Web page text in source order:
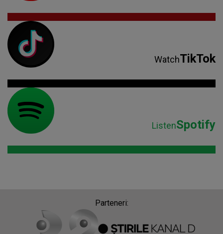
WatchTikTok
ListenSpotify
Parteneri: